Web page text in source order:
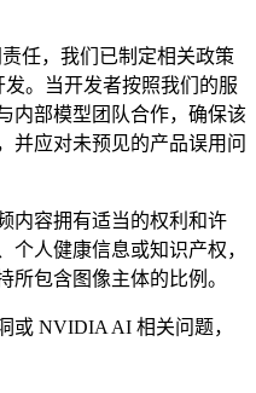
任，我们已制定相关政策
。当开发者按照我们的服
内部模型团队合作，确保该
并应对未预见的产品误用问
内容拥有适当的权利和许
个人健康信息或知识产权，
所包含图像主体的比例。
或 NVIDIA AI 相关问题，